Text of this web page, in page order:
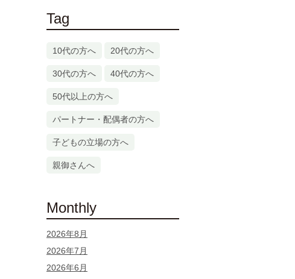
Tag
10代の方へ 20代の方へ
30代の方へ 40代の方へ
50代以上の方へ
パートナー・配偶者の方へ
子どもの立場の方へ
親御さんへ
Monthly
2026年8月
2026年7月
2026年6月